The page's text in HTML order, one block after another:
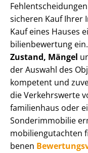
sicheren Kauf Ihrer
Kauf eines Hauses
bi­li­en­be­wer­tung
Zustand, Mängel
der Auswahl des
kompetent und
die Verkehrswerte
fa­mi­li­en­haus oder
Sonderimmobilie
mo­bi­li­en­gut­ach­ten
be­nen